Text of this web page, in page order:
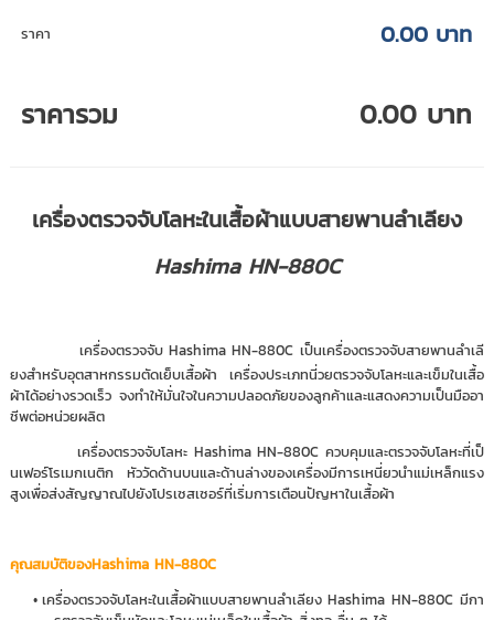
ราคา 0.00 บาท
ราคารวม 0.00 บาท
เครื่องตรวจจับโลหะในเสื้อผ้าแบบสายพานลำเลียง
Hashima HN-880C
เครื่องตรวจจับ Hashima HN-880C เป็นเครื่องตรวจจับสายพานลำเลี
ยงสำหรับอุตสาหกรรมตัดเย็บเสื้อผ้า เครื่องประเภทนี่วยตรวจจับโลหะและเข็มในเสื้อ
ผ้าได้อย่างรวดเร็ว จงทำให้มั่นใจในความปลอดภัยของลูกค้าและแสดงความเป็นมืออา
ชีพต่อหน่วยผลิต
เครื่องตรวจจับโลหะ Hashima HN-880C ควบคุมและตรวจจับโลหะที่เป็
นเฟอร์โรเมกเนติก หัววัดด้านบนและด้านล่างของเครื่องมีการเหนี่ยวนำแม่เหล็กแรง
สูงเพื่อส่งสัญญาณไปยังโปรเซสเซอร์ที่เริ่มการเตือนปัญหาในเสื้อผ้า
คุณสมบัติของHashima HN-880C
เครื่องตรวจจับโลหะในเสื้อผ้าแบบสายพานลำเลียง Hashima HN-880C มีกา